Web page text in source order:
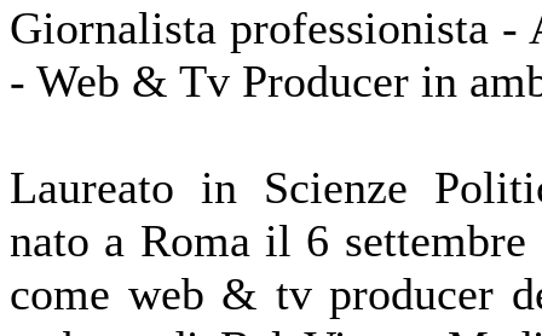
Giornalista professionista -
- Web & Tv Producer in
Laureato in Scienze
nato a Roma il 6
come web & tv producer